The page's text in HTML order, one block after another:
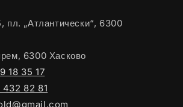
пл. „Атлантически“, 6300
6300 Хасково
18 35 17
82 81